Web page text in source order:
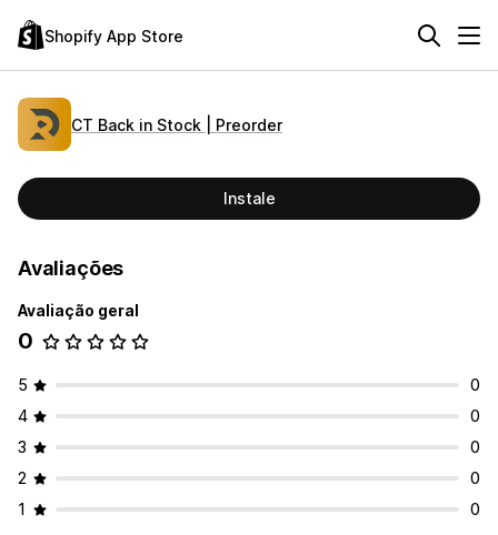
Shopify App Store
CT Back in Stock | Preorder
Instale
Avaliações
Avaliação geral
0
5
0
4
0
3
0
2
0
1
0